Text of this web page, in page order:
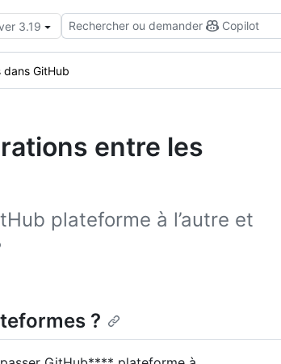
3.19 Rechercher ou demander Copilot
dans GitHub
entre les
plateforme à l’autre et
?